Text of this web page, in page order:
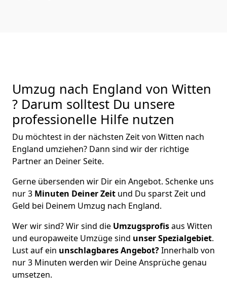
Umzug nach England von Witten
? Darum solltest Du unsere
professionelle Hilfe nutzen
Du möchtest in der nächsten Zeit von Witten nach
England umziehen? Dann sind wir der richtige
Partner an Deiner Seite.
Gerne übersenden wir Dir ein Angebot. Schenke uns
nur3 Minuten Deiner Zeit und Du sparst Zeit und
Geld bei Deinem Umzug nach England.
Wer wir sind? Wir sind die Umzugsprofisaus Witten
und europaweite Umzüge sind unser Spezialgebiet.
Lust auf ein unschlagbares Angebot?Innerhalb von
nur3 Minuten werden wir Deine Ansprüche genau
umsetzen.